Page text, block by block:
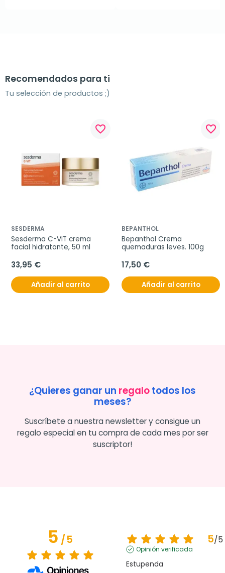
Recomendados para ti
Tu selección de productos ;)
favorite_border
SESDERMA
Sesderma C-VIT crema
facial hidratante, 50 ml
33,95 €
Añadir al carrito
favorite_border
BEPANTHOL
Bepanthol Crema
quemaduras leves. 100g
17,50 €
Añadir al carrito
¿Quieres ganar un regalotodos los
meses?
Suscríbete a nuestra newsletter y consigue un
regalo especial en tu compra de cada mes por ser
suscriptor!
5/5 5/5
Opinión verificada
Estupenda